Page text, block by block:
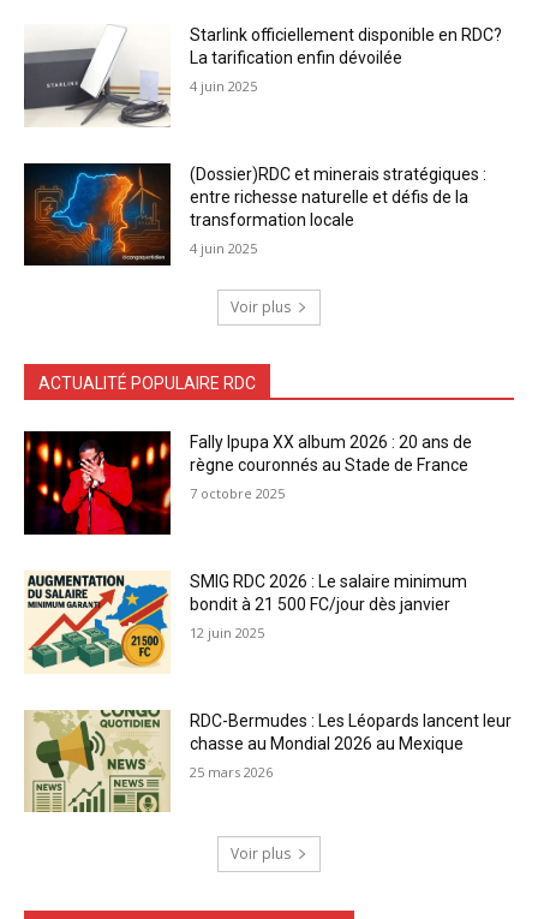
Starlink officiellement disponible en RDC?
La tarification enfin dévoilée
4 juin 2025
(Dossier)RDC et minerais stratégiques :
entre richesse naturelle et défis de la
transformation locale
4 juin 2025
Voir plus
ACTUALITÉ POPULAIRE RDC
Fally Ipupa XX album 2026 : 20 ans de
règne couronnés au Stade de France
7 octobre 2025
SMIG RDC 2026 : Le salaire minimum
bondit à 21 500 FC/jour dès janvier
12 juin 2025
RDC-Bermudes : Les Léopards lancent leur
chasse au Mondial 2026 au Mexique
25 mars 2026
Voir plus